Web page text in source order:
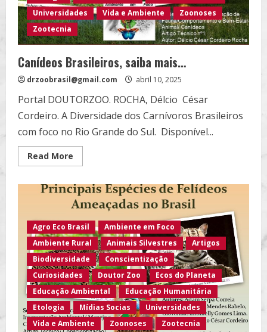
Tomate
e
Uva…
Universidades
Vida e Ambiente
Zoonoses
Zootecnia
Canídeos Brasileiros, saiba mais…
drzoobrasil@gmail.com abril 10, 2025
Portal DOUTORZOO. ROCHA, Délcio César
Cordeiro. A Diversidade dos Carnívoros Brasileiros
com foco no Rio Grande do Sul. Disponível...
Read More
more
Brasileiros,
saiba
mais…
Agro Eco Brasil
Ambiente em Foco
Ambiente Rural
Animais Silvestres
Artigos
Biodiversidade
Conscientização
Curiosidades
Doutor Zoo
Ecos do Planeta
Educação Ambiental
Educação Humanitária
Etologia
Mídias Socias
Universidades
Vida e Ambiente
Zoonoses Zootecnia